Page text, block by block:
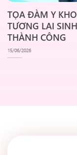
TỌA ĐÀM Y
TƯƠNG LAI
THÀNH CÔNG
15/06/2026